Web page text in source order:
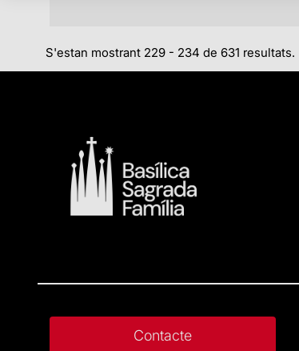
S'estan mostrant 229 - 234 de 631 resultats.
Contacte